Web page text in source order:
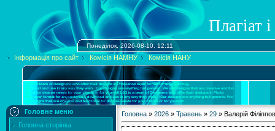
Плагіат
Понеділок, 2026-08-10, 12:11
Інформація про сайт Комісія НАМНУ Комісія НАНУ
Головне меню
Головна сторінка
Головна » 2026 » Травень » 29 » Валерій Філіппов